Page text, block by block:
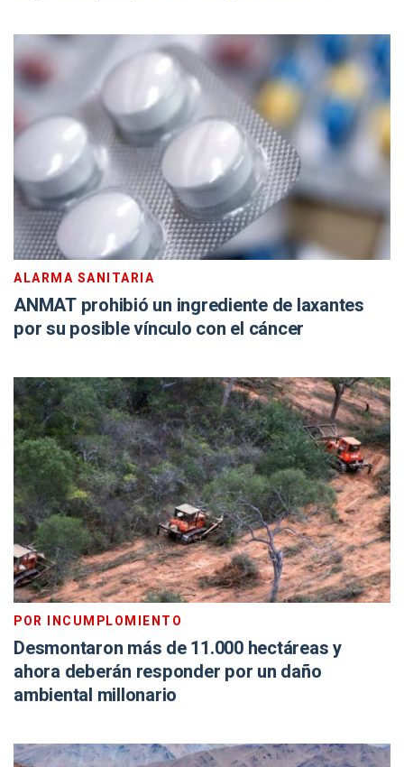
ALARMA SANITARIA
ANMAT prohibió un ingrediente de laxantes
por su posible vínculo con el cáncer
POR INCUMPLOMIENTO
Desmontaron más de 11.000 hectáreas y
ahora deberán responder por un daño
ambiental millonario